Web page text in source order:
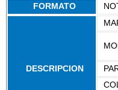
FORMATO
DESCRIPCION